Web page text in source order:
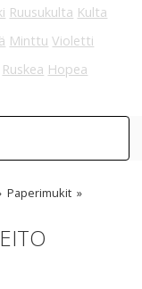
Ruusukulta Kulta
Minttu Violetti
Ruskea Hopea
Paperimukit